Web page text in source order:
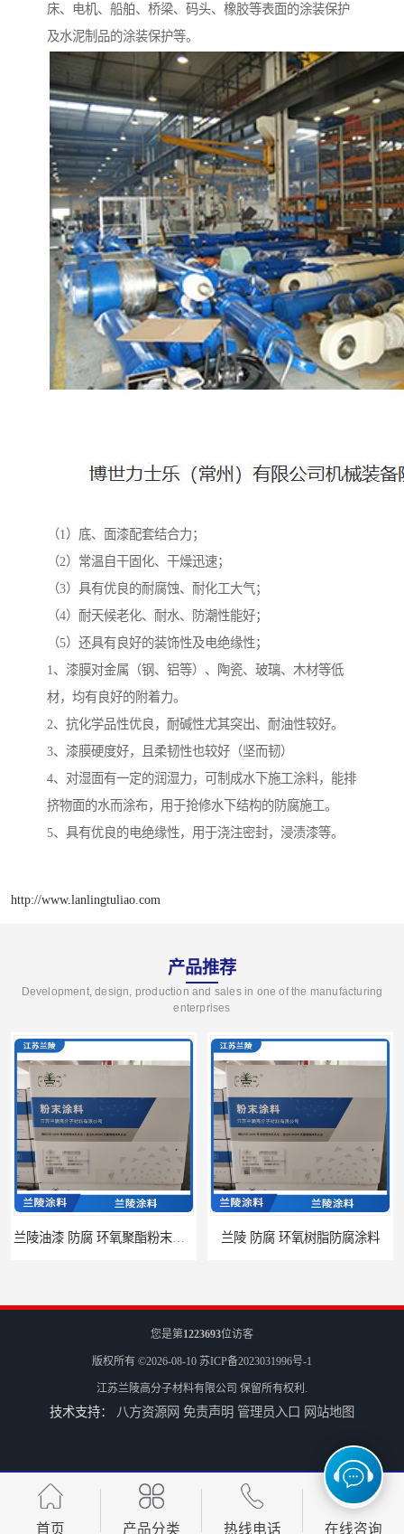
床、电机、船舶、桥梁、码头、橡胶等表面的涂装保护
及水泥制品的涂装保护等。
（1）底、面漆配套结合力；
（2）常温自干固化、干燥迅速；
（3）具有优良的耐腐蚀、耐化工大气；
（4）耐天候老化、耐水、防潮性能好；
（5）还具有良好的装饰性及电绝缘性；
1、漆膜对金属（钢、铝等）、陶瓷、玻璃、木材等低
材，均有良好的附着力。
2、抗化学品性优良，耐碱性尤其突出、耐油性较好。
3、漆膜硬度好，且柔韧性也较好（坚而韧）
4、对湿面有一定的润湿力，可制成水下施工涂料，能排
挤物面的水而涂布，用于抢修水下结构的防腐施工。
5、具有优良的电绝缘性，用于浇注密封，浸渍漆等。
http://www.lanlingtuliao.com
产品推荐
Development, design, production and sales in one of the manufacturing
enterprises
兰陵 防腐 环氧树脂防腐涂料
江苏兰陵 防腐 环氧防火涂料
您是第1223693位访客
版权所有 ©2026-08-10 苏ICP备2023031996号-1
江苏兰陵高分子材料有限公司 保留所有权利.
技术支持： 八方资源网 免责声明 管理员入口 网站地图
首页 产品分类 热线电话 在线咨询